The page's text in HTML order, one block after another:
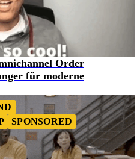
Order
für moderne
SPONSORED